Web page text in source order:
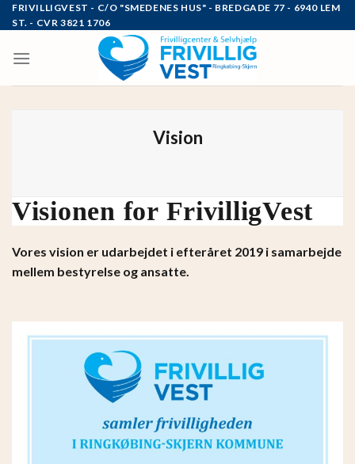
Skip
to
FRIVILLIGVEST - C/O "SMEDENES HUS" - BREDGADE 77 - 6940 LEM
ST. - CVR 3821 1706
Vision
Visionen for FrivilligVest
Vores vision er udarbejdet i efteråret 2019 i samarbejde
mellem bestyrelse og ansatte.